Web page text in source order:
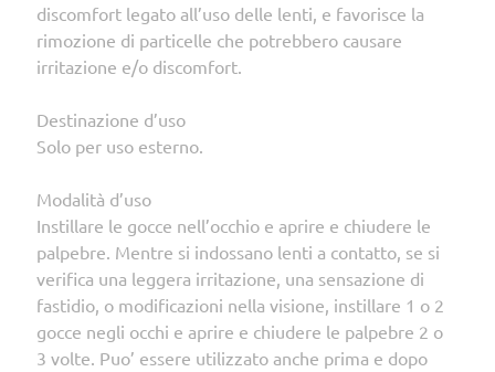
discomfort legato all’uso delle lenti, e favorisce la
rimozione di particelle che potrebbero causare
irritazione e/o discomfort.
Destinazione d’uso
Solo per uso esterno.
Modalità d’uso
Instillare le gocce nell’occhio e aprire e chiudere le
palpebre. Mentre si indossano lenti a contatto, se si
verifica una leggera irritazione, una sensazione di
fastidio, o modificazioni nella visione, instillare 1 o 2
gocce negli occhi e aprire e chiudere le palpebre 2 o
3 volte. Puo’ essere utilizzato anche prima e dopo